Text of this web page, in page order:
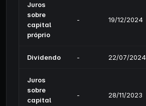
Juros
sobre
capital
próprio
- 19/12/2024
Dividendo - 22/07/2024
Juros
sobre
capital
- 28/11/2023